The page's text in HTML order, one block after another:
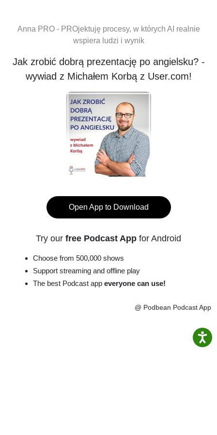
Anna PRO - PROjektuję procesy, w których AI realnie
wspiera ludzi i wynik
Jak zrobić dobrą prezentację po angielsku? -
wywiad z Michałem Korbą z User.com!
Open App to Download
Try our free Podcast App for Android
Choose from 500,000 shows
Support streaming and offline play
The best Podcast app everyone can use!
@ Podbean Podcast App